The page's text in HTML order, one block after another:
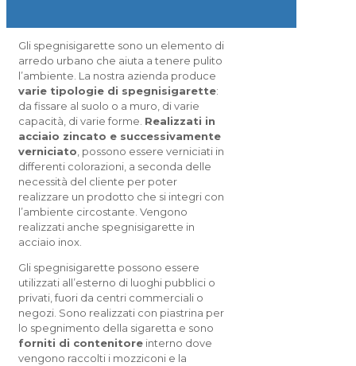
Gli spegnisigarette sono un elemento di
arredo urbano che aiuta a tenere pulito
l’ambiente. La nostra azienda produce
varie tipologie di spegnisigarette:
da fissare al suolo o a muro, di varie
capacità, di varie forme. Realizzati in
acciaio zincato e successivamente
verniciato , possono essere verniciati in
differenti colorazioni, a seconda delle
necessità del cliente per poter
realizzare un prodotto che si integri con
l’ambiente circostante. Vengono
realizzati anche spegnisigarette in
acciaio inox.
Gli spegnisigarette possono essere
utilizzati all’esterno di luoghi pubblici o
privati, fuori da centri commerciali o
negozi. Sono realizzati con piastrina per
lo spegnimento della sigaretta e sono
forniti di contenitore interno dove
vengono raccolti i mozziconi e la